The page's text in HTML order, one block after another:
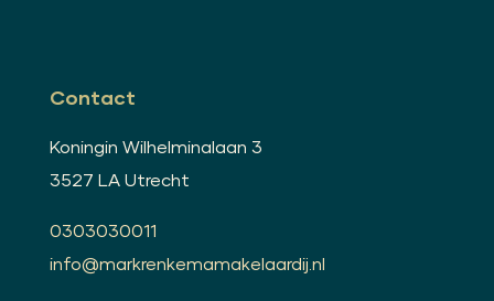
Contact
Koningin Wilhelminalaan 3
3527 LA Utrecht
0303030011
info@markrenkemamakelaardij.nl